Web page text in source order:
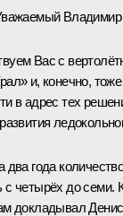
Владимир
Вас с
и, конечно,
в адрес тех
два года
с четырёх до семи.
докладывал